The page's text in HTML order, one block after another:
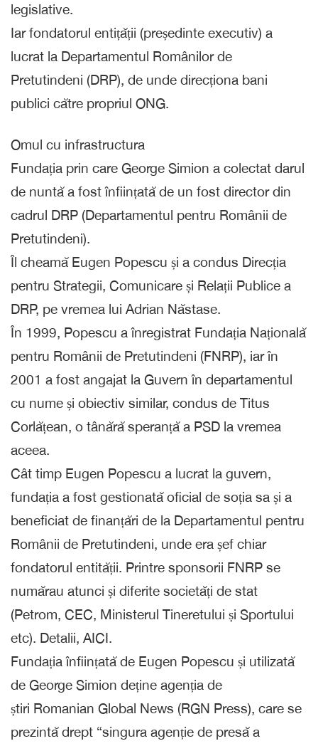
legislative.
Iar fondatorul entițății (președinte executiv) a
lucrat la Departamentul Românilor de
Pretutindeni (DRP), de unde direcționa bani
publici către propriul ONG.
Omul cu infrastructura
Fundația prin care George Simion a colectat darul
de nuntă a fost înființată de un fost director din
cadrul DRP (Departamentul pentru Românii de
Pretutindeni).
Îl cheamă Eugen Popescu și a condus Direcția
pentru Strategii, Comunicare și Relații Publice a
DRP, pe vremea lui Adrian Năstase.
În 1999, Popescu a înregistrat Fundația Națională
pentru Românii de Pretutindeni (FNRP), iar în
2001 a fost angajat la Guvern în departamentul
cu nume și obiectiv similar, condus de Titus
Corlățean, o tânără speranță a PSD la vremea
aceea.
Cât timp Eugen Popescu a lucrat la guvern,
fundația a fost gestionată oficial de soția sa și a
beneficiat de finanțări de la Departamentul pentru
Românii de Pretutindeni, unde era șef chiar
fondatorul entității. Printre sponsorii FNRP se
numărau atunci și diferite societăți de stat
(Petrom, CEC, Ministerul Tineretului și Sportului
etc). Detalii, AICI.
Fundația înființată de Eugen Popescu și utilizată
de George Simion deține agenția de
știri Romanian Global News (RGN Press), care se
prezintă drept “singura agenție de presă a